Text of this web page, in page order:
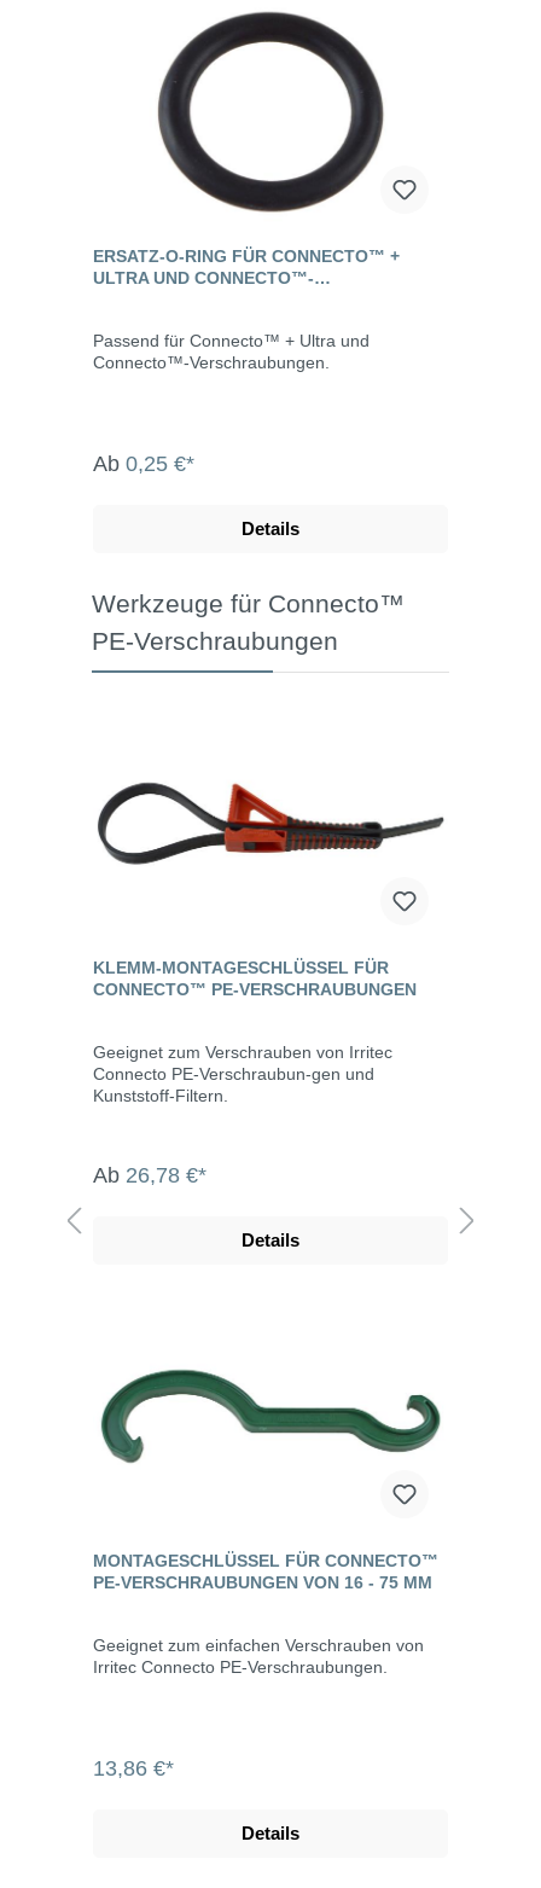
ERSATZ-O-RING FÜR CONNECTO™ +
ULTRA UND CONNECTO™-
Passend für Connecto™ + Ultra und
Connecto™-Verschraubungen.
Ab 0,25 €*
Details
Werkzeuge für Connecto™
PE-Verschraubungen
KLEMM-MONTAGESCHLÜSSEL FÜR
CONNECTO™ PE-VERSCHRAUBUNGEN
Geeignet zum Verschrauben von Irritec
Connecto PE-Verschraubun-gen und
Kunststoff-Filtern.
Ab 26,78 €*
Details
MONTAGESCHLÜSSEL FÜR CONNECTO™
PE-VERSCHRAUBUNGEN VON 16 - 75 MM
Geeignet zum einfachen Verschrauben von
Irritec Connecto PE-Verschraubungen.
13,86 €*
Details